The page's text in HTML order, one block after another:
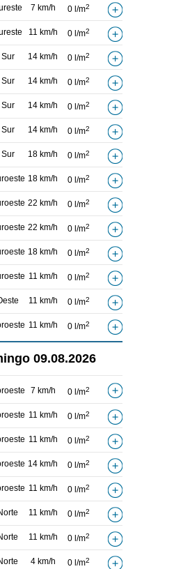
7 km/h 0 l/m2
11 km/h 0 l/m2
Sur 14 km/h 0 l/m2
Sur 14 km/h 0 l/m2
Sur 14 km/h 0 l/m2
Sur 14 km/h 0 l/m2
Sur 18 km/h 0 l/m2
18 km/h 0 l/m2
22 km/h 0 l/m2
22 km/h 0 l/m2
18 km/h 0 l/m2
11 km/h 0 l/m2
11 km/h 0 l/m2
11 km/h 0 l/m2
09.08.2026
7 km/h 0 l/m2
11 km/h 0 l/m2
11 km/h 0 l/m2
14 km/h 0 l/m2
11 km/h 0 l/m2
11 km/h 0 l/m2
11 km/h 0 l/m2
4 km/h 0 l/m2